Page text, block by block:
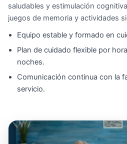
saludables y estimulación
juegos de memoria y actividades
Equipo estable y formado en
Plan de cuidado flexible por
noches.
Comunicación continua con la
servicio.